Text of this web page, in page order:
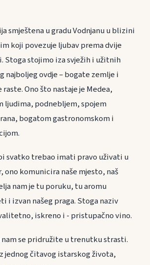
smještena u gradu Vodnjanu u blizini
koji povezuje ljubav prema dvije
Stoga stojimo iza svježih i užitnih
najboljeg ovdje – bogate zemlje i
Ono što nastaje je Medea,
ljudima, podnebljem, spojem
bogatom gastronomskom i
svatko trebao imati pravo uživati u
ono komunicira naše mjesto, naš
nam je tu poruku, tu aromu
i izvan našeg praga. Stoga naziv
iskreno i - pristupačno vino.
nam se pridružite u trenutku strasti.
jednog čitavog istarskog života,